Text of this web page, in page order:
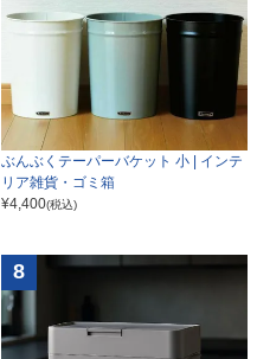
ぶんぶくテーパーバケット 小 | インテ
リア雑貨・ゴミ箱
¥4,400(税込)
8